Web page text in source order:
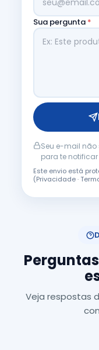
Sua pergunta *
Seu e-mail
para te
Este envio está
(Privacidade·
Veja respostas